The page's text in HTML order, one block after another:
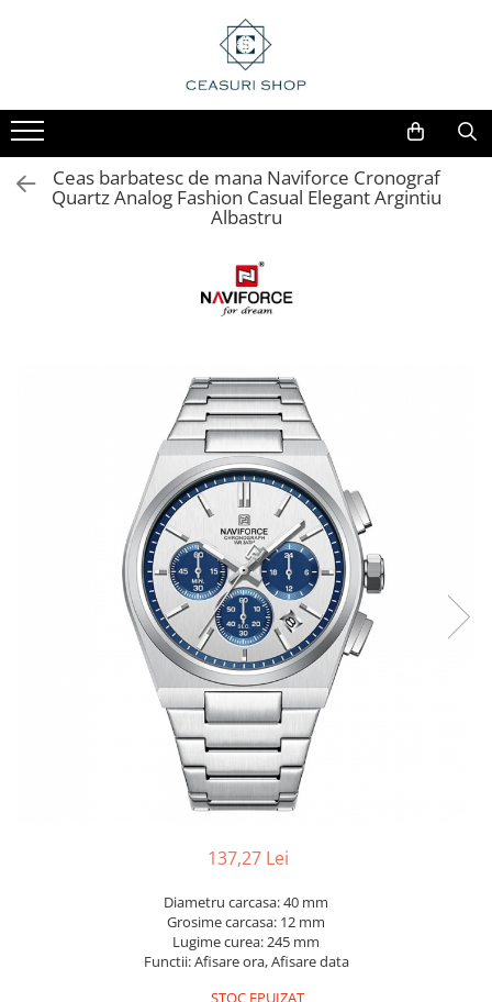
Ceas barbatesc de mana Naviforce Cronograf
Quartz Analog Fashion Casual Elegant Argintiu
Albastru
137,27 Lei
Diametru carcasa: 40 mm
Grosime carcasa: 12 mm
Lugime curea: 245 mm
Functii: Afisare ora, Afisare data
STOC EPUIZAT